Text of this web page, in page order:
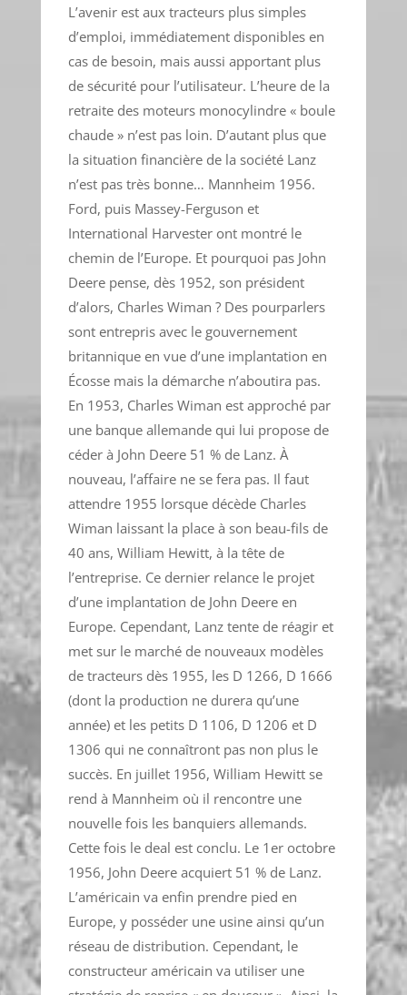
L’avenir est aux tracteurs plus simples
d’emploi, immédiatement disponibles en
cas de besoin, mais aussi apportant plus
de sécurité pour l’utilisateur. L’heure de la
retraite des moteurs monocylindre « boule
chaude » n’est pas loin. D’autant plus que
la situation financière de la société Lanz
n’est pas très bonne… Mannheim 1956.
Ford, puis Massey-Ferguson et
International Harvester ont montré le
chemin de l’Europe. Et pourquoi pas John
Deere pense, dès 1952, son président
d’alors, Charles Wiman ? Des pourparlers
sont entrepris avec le gouvernement
britannique en vue d’une implantation en
Écosse mais la démarche n’aboutira pas.
En 1953, Charles Wiman est approché par
une banque allemande qui lui propose de
céder à John Deere 51 % de Lanz. À
nouveau, l’affaire ne se fera pas. Il faut
attendre 1955 lorsque décède Charles
Wiman laissant la place à son beau-fils de
40 ans, William Hewitt, à la tête de
l’entreprise. Ce dernier relance le projet
d’une implantation de John Deere en
Europe. Cependant, Lanz tente de réagir et
met sur le marché de nouveaux modèles
de tracteurs dès 1955, les D 1266, D 1666
(dont la production ne durera qu’une
année) et les petits D 1106, D 1206 et D
1306 qui ne connaîtront pas non plus le
succès. En juillet 1956, William Hewitt se
rend à Mannheim où il rencontre une
nouvelle fois les banquiers allemands.
Cette fois le deal est conclu. Le 1er octobre
1956, John Deere acquiert 51 % de Lanz.
L’américain va enfin prendre pied en
Europe, y posséder une usine ainsi qu’un
réseau de distribution. Cependant, le
constructeur américain va utiliser une